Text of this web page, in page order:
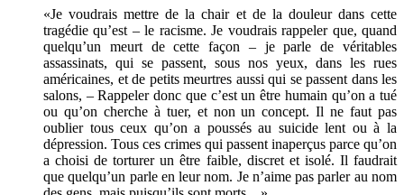
«Je voudrais mettre de la chair et de la douleur dans cette
tragédie qu’est – le racisme. Je voudrais rappeler que, quand
quelqu’un meurt de cette façon – je parle de véritables
assassinats, qui se passent, sous nos yeux, dans les rues
américaines, et de petits meurtres aussi qui se passent dans les
salons, – Rappeler donc que c’est un être humain qu’on a tué
ou qu’on cherche à tuer, et non un concept. Il ne faut pas
oublier tous ceux qu’on a poussés au suicide lent ou à la
dépression. Tous ces crimes qui passent inaperçus parce qu’on
a choisi de torturer un être faible, discret et isolé. Il faudrait
que quelqu’un parle en leur nom. Je n’aime pas parler au nom